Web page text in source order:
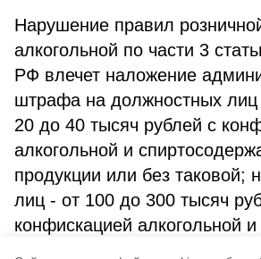
Нарушение правил
алкогольной по части 3
РФ влечет наложение
штрафа на должностных лиц
20 до 40 тысяч рублей с
алкогольной и
продукции или без таковой;
лиц - от 100 до 300 тысяч
конфискацией алкогольной и